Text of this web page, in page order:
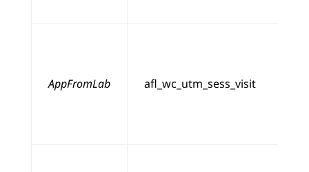
AppFromLab afl_wc_utm_sess_visit